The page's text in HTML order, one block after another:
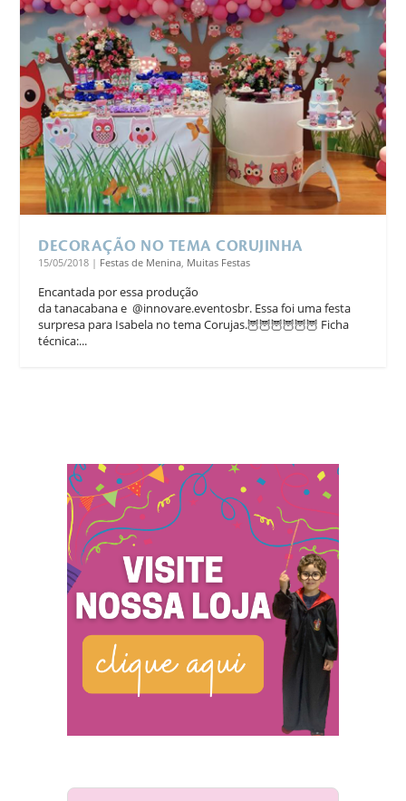
DECORAÇÃO NO TEMA CORUJINHA
15/05/2018 | Festas de Menina Muitas Festas
Encantada por essa produção
da tanacabana e @innovare.eventosbr. Essa foi uma festa
surpresa para Isabela no tema Corujas.🦉🦉🦉🦉🦉🦉 Ficha
técnica:...